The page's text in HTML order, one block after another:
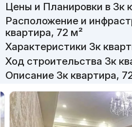
Цены и Планировки в 3к
Расположение и
квартира, 72 м²
Характеристики 3к
Ход строительства 3к
Описание 3к квартира,